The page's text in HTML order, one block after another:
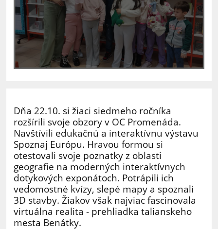
Dňa 22.10. si žiaci siedmeho ročníka
rozšírili svoje obzory v OC Promenáda.
Navštívili edukačnú a interaktívnu výstavu
Spoznaj Európu. Hravou formou si
otestovali svoje poznatky z oblasti
geografie na moderných interaktívnych
dotykových exponátoch. Potrápili ich
vedomostné kvízy, slepé mapy a spoznali
3D stavby. Žiakov však najviac fascinovala
virtuálna realita - prehliadka talianskeho
mesta Benátky.